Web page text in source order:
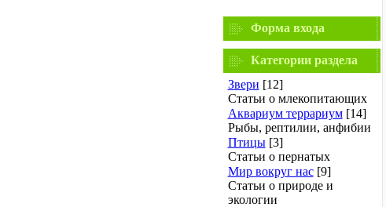
Форма входа
Категории раздела
Звери [12]
Статьи о млекопитающих
Аквариум террариум [14]
Рыбы, рептилии, анфибии
Птицы [3]
Статьи о пернатых
Мир вокруг нас [9]
Статьи о природе и
экологии